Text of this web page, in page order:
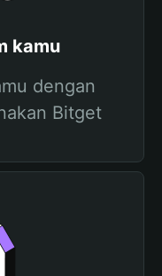
kamu
dengan
Bitget